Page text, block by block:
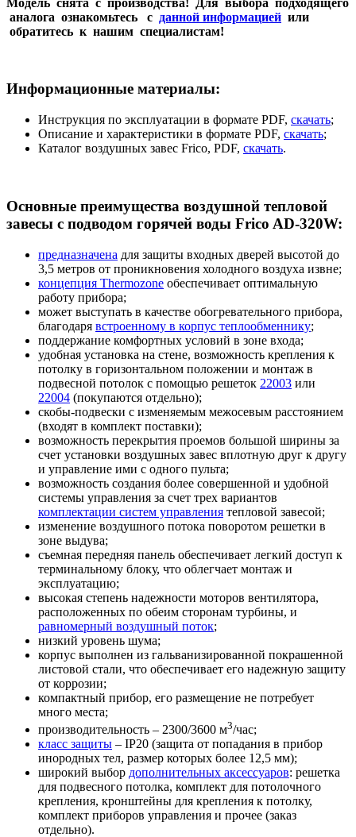
аналога ознакомьтесь с данной информацией или
обратитесь к нашим специалистам!
Информационные материалы:
Инструкция по эксплуатации в формате PDF, скачать;
Описание и характеристики в формате PDF, скачать;
Каталог воздушных завес Frico, PDF, скачать.
Основные преимущества воздушной тепловой
завесы с подводом горячей воды Frico AD-320W:
предназначена для защиты входных дверей высотой до
3,5 метров от проникновения холодного воздуха извне;
концепция Thermozone обеспечивает оптимальную
работу прибора;
может выступать в качестве обогревательного прибора,
благодаря встроенному в корпус теплообменнику;
поддержание комфортных условий в зоне входа;
удобная установка на стене, возможность крепления к
потолку в горизонтальном положении и монтаж в
подвесной потолок с помощью решеток 22003 или
22004 (покупаются отдельно);
скобы-подвески с изменяемым межосевым расстоянием
(входят в комплект поставки);
возможность перекрытия проемов большой ширины за
счет установки воздушных завес вплотную друг к другу
и управление ими с одного пульта;
возможность создания более совершенной и удобной
системы управления за счет трех вариантов
комплектации систем управления тепловой завесой;
изменение воздушного потока поворотом решетки в
зоне выдува;
съемная передняя панель обеспечивает легкий доступ к
терминальному блоку, что облегчает монтаж и
эксплуатацию;
высокая степень надежности моторов вентилятора,
расположенных по обеим сторонам турбины, и
равномерный воздушный поток;
низкий уровень шума;
корпус выполнен из гальванизированной покрашенной
листовой стали, что обеспечивает его надежную защиту
от коррозии;
компактный прибор, его размещение не потребует
много места;
производительность – 2300/3600 м3/час;
класс защиты – IP20 (защита от попадания в прибор
инородных тел, размер которых более 12,5 мм);
широкий выбор дополнительных аксессуаров: решетка
для подвесного потолка, комплект для потолочного
крепления, кронштейны для крепления к потолку,
комплект приборов управления и прочее (заказ
отдельно).